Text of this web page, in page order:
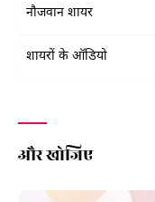
नौजवान शायर
शायरों के ऑडियो
और खोजिए